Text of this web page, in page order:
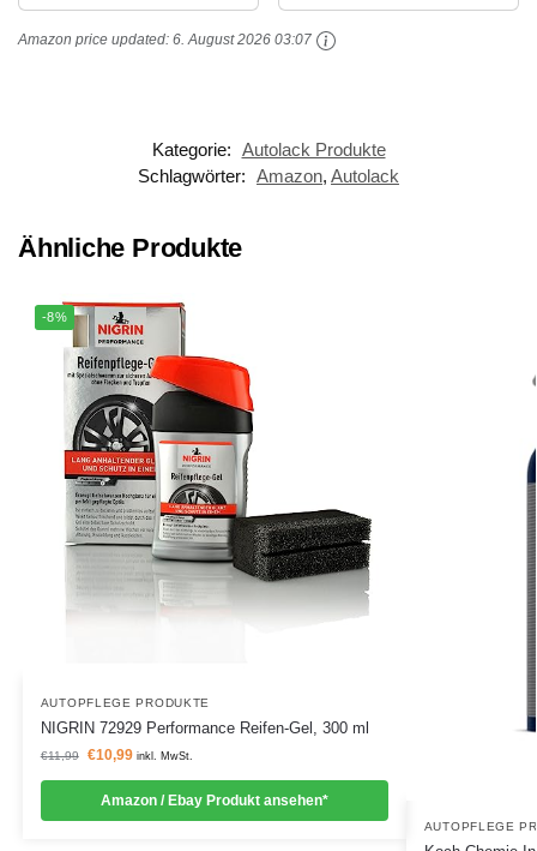
Amazon price updated: 6. August 2026 03:07
Kategorie: Autolack Produkte
Schlagwörter: Amazon, Autolack
Ähnliche Produkte
-8%
AUTOPFLEGE PRODUKTE
NIGRIN 72929 Performance Reifen-Gel, 300 ml
€11,99 €10,99 inkl. MwSt.
Amazon / Ebay Produkt ansehen*
AUTOPFLEGE